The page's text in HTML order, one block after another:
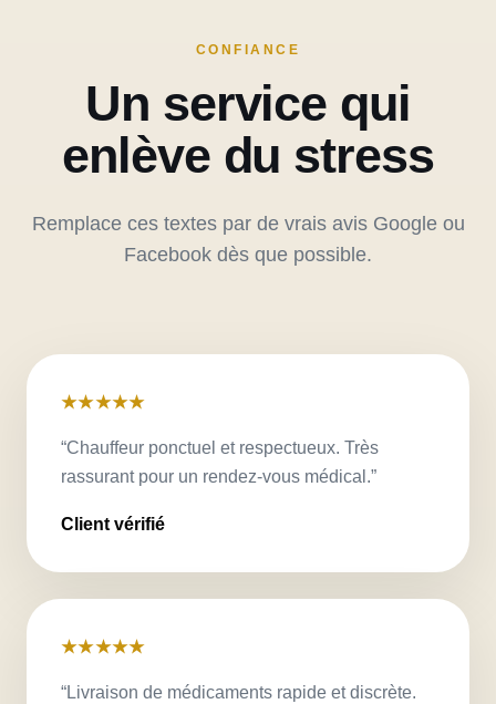
CONFIANCE
Un service qui
enlève du stress
Remplace ces textes par de vrais avis Google ou
Facebook dès que possible.
★★★★★
“Chauffeur ponctuel et respectueux. Très
rassurant pour un rendez-vous médical.”
Client vérifié
★★★★★
“Livraison de médicaments rapide et discrète.